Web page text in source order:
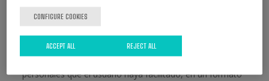
carácter personal del usuario, a excepción de lo previsto en
el propio RGPD (libertad de expresión e información,
obligaciones de conservación, formulación, ejercicio o
defensa de reclamaciones, etc.).
personales que el usuario haya facilitado, en un formato
CONFIGURE COOKIES
REJECT ALL
ACCEPT ALL